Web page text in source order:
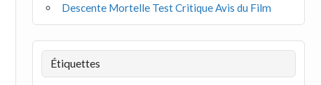
Descente Mortelle Test Critique Avis du Film
Étiquettes